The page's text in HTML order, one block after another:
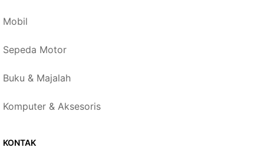
Mobil
Sepeda Motor
Buku & Majalah
Komputer & Aksesoris
KONTAK